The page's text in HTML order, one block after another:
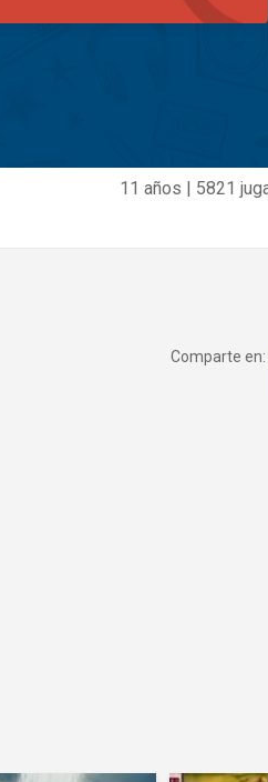
11 años | 5821
Comparte en: